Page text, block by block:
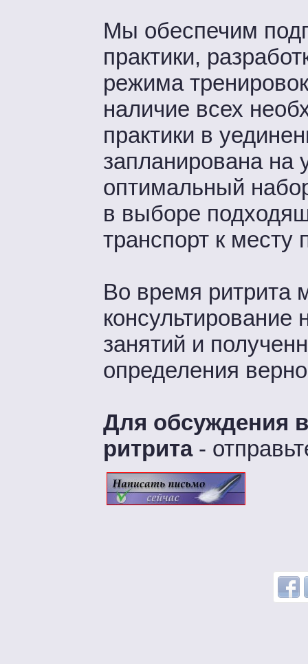
Мы обеспечим
практики,
режима
наличие всех
практики в
запланирована на
оптимальный
в выборе
транспорт к месту
Во время ритрита
консультирование
занятий и
определения
Для обсуждения
ритрита-